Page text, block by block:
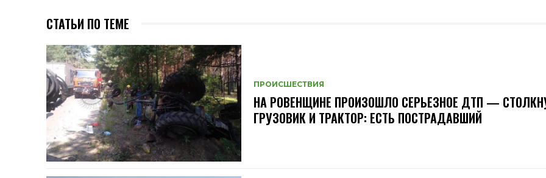
СТАТЬИ ПО ТЕМЕ
ПРОИСШЕСТВИЯ
НА РОВЕНЩИНЕ ПРОИЗОШЛО СЕРЬЕЗНОЕ ДТП —
ГРУЗОВИК И ТРАКТОР: ЕСТЬ ПОСТРАДАВШИЙ